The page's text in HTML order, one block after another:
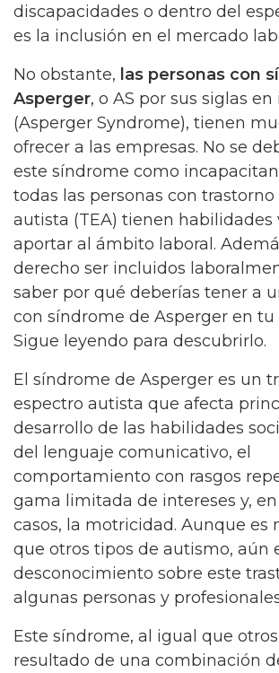
discapacidades o dentro del
es la inclusión en el mercado
No obstante, las personas con
Asperger, o AS por sus siglas en
(Asperger Syndrome), tienen
ofrecer a las empresas. No se
este síndrome como
todas las personas con
autista (TEA) tienen habilidades
aportar al ámbito laboral.
derecho ser incluidos
saber por qué deberías tener a
con síndrome de Asperger en tu
Sigue leyendo para descubrirlo.
El síndrome de Asperger es un
espectro autista que afecta
desarrollo de las habilidades
del lenguaje comunicativo, el
comportamiento con rasgos
gama limitada de intereses y,
casos, la motricidad. Aunque es
que otros tipos de autismo, aún
desconocimiento sobre este
algunas personas y
Este síndrome, al igual que otros
resultado de una combinación